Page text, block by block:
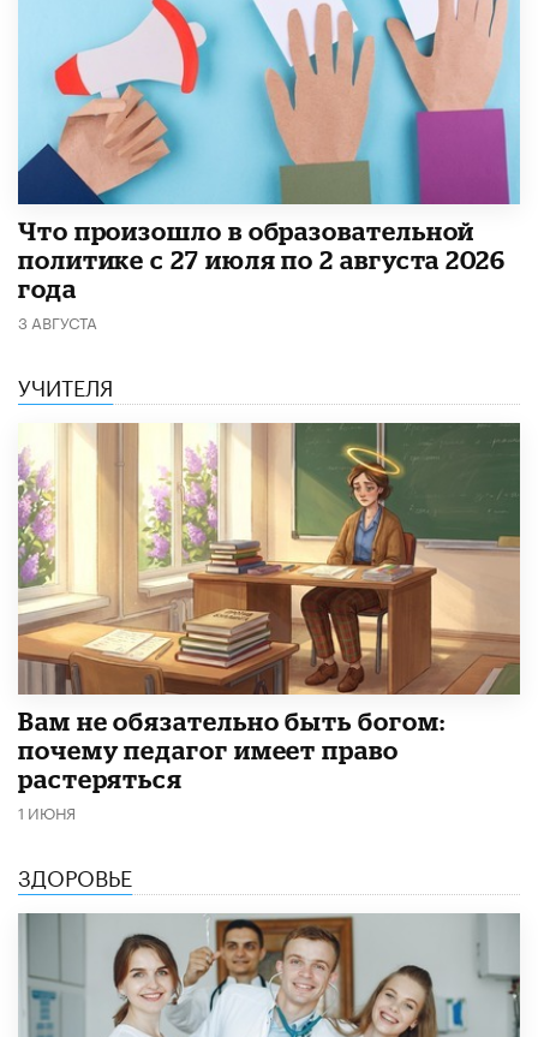
​Что произошло в образовательной
политике с 27 июля по 2 августа 2026
года
3 АВГУСТА
УЧИТЕЛЯ
​Вам не обязательно быть богом:
почему педагог имеет право
растеряться
1 ИЮНЯ
ЗДОРОВЬЕ